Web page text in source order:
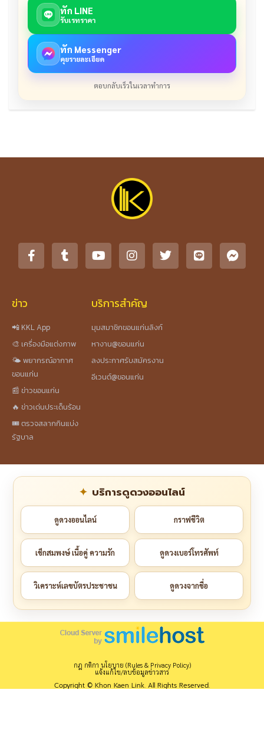
ทัก LINE
รับเรทราคา
ทัก Messenger
คุยรายละเอียด
ตอบกลับเร็วในเวลาทำการ
ข่าว
📲 KKL App
🎨 เครื่องมือแต่งภาพ
🌤️ พยากรณ์อากาศ
ขอนแก่น
📰 ข่าวขอนแก่น
🔥 ข่าวเด่นประเด็นร้อน
🎟️ ตรวจสลากกินแบ่ง
รัฐบาล
บริการสำคัญ
มุมสมาชิกขอนแก่นลิงก์
หางาน@ขอนแก่น
ลงประกาศรับสมัครงาน
อีเวนต์@ขอนแก่น
บริการดูดวงออนไลน์
ดูดวงออนไลน์ กราฟชีวิต
เช็กสมพงษ์ เนื้อคู่ ความรัก ดูดวงเบอร์โทรศัพท์
วิเคราะห์เลขบัตรประชาชน ดูดวงจากชื่อ
กฎ กติกา นโยบาย (Rules & Privacy Policy)
แจ้งแก้ไข/ลบข้อมูลข่าวสาร
Copyright © Khon Kaen Link. All Rights Reserved.